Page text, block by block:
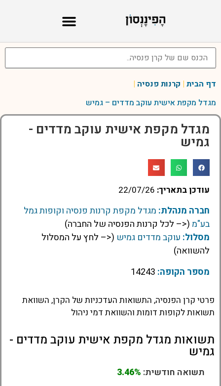
דף הבית | קרנות פנסיה |
מגדל מקפת אישית עוקב מדדים – גמיש
מגדל מקפת אישית עוקב מדדים -
גמיש
עודכן בתאריך: 22/07/26
חברה מנהלת: מגדל מקפת קרנות פנסיה וקופות גמל
בע"מ (<– לכל קרנות הפנסיה של החברה)
מסלול: עוקב מדדים גמיש (<– לחץ על המסלול
להשוואה)
מספר הקופה:
פרטי קרן הפנסיה, התשואות העדכניות של הקרן, השוואת
תשואות לקופות דומות והשוואת דמי ניהול
תשואות מגדל מקפת אישית עוקב מדדים -
גמיש
תשואה חודשית: 3.46%